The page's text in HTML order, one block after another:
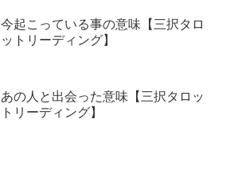
今起こっている事の意味【三択タロ
ットリーディング】
あの人と出会った意味【三択タロッ
トリーディング】